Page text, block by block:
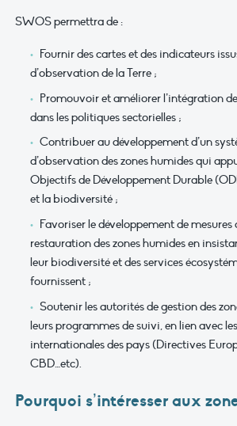
SWOS permettra de :
Fournir des cartes et des indicateurs
d’observation de la Terre ;
Promouvoir et améliorer l’intégration
dans les politiques sectorielles ;
Contribuer au développement d’un
d’observation des zones humides qui
Objectifs de Développement Durable
et la biodiversité ;
Favoriser le développement de
restauration des zones humides en
leur biodiversité et des services
fournissent ;
Soutenir les autorités de gestion des
leurs programmes de suivi, en lien avec
internationales des pays (Directives
CBD…etc).
Pourquoi s’intéresser aux